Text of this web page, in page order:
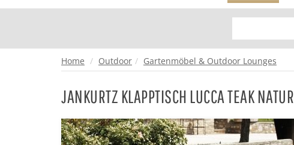
Home Outdoor Gartenmöbel & Outdoor Lounges
JANKURTZ KLAPPTISCH LUCCA TEAK NATUR